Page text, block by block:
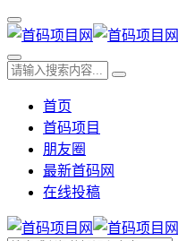
首页
首码项目
朋友圈
最新首码网
在线投稿